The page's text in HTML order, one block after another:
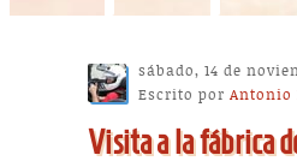
Visita a la fábrica
sábado, 14 de
Escrito porAntonio